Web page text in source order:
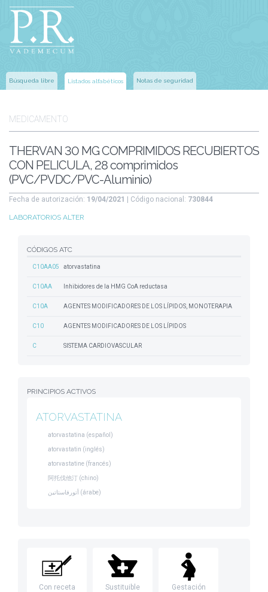
Búsqueda libre Listados alfabéticos Notas de seguridad
MEDICAMENTO
THERVAN 30 MG COMPRIMIDOS RECUBIERTOS
CON PELICULA, 28 comprimidos
(PVC/PVDC/PVC-Aluminio)
Fecha de autorización: 19/04/2021 | Código nacional: 730844
LABORATORIOS ALTER
CÓDIGOS ATC
C10AA05 atorvastatina
C10AA Inhibidores de la HMG CoA reductasa
C10A AGENTES MODIFICADORES DE LOS LÍPIDOS, MONOTERAPIA
C10 AGENTES MODIFICADORES DE LOS LÍPIDOS
C SISTEMA CARDIOVASCULAR
PRINCIPIOS ACTIVOS
ATORVASTATINA
atorvastatina (español)
atorvastatin (inglés)
atorvastatine (francés)
阿托伐他汀 (chino)
أتورفاستاتين (árabe)
Con receta Sustituible Gestación